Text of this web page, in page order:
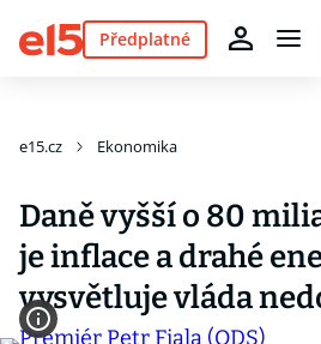
Předplatné
e15.cz Ekonomika
Daně vyšší o 80
je inflace a drahé
vysvětluje vláda